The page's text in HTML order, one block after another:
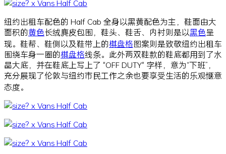
纽约出租车配色的 Half Cab 全身以黑黄配色为主，鞋面由大
面积的黄色长绒麂皮包围，鞋头、鞋舌、内衬则是以黑色呈
现。鞋帮、鞋侧以及鞋带上的棋盘格图案则是致敬纽约出租车
围绕车身一圈的棋盘格线条。此外两双鞋款的鞋底都用到了水
晶大底，并在鞋底上写上了 "OFF DUTY" 字样，意为“下班”，
充分展现了伦敦与纽约市民工作之余也要享受生活的乐观惬意
态度。